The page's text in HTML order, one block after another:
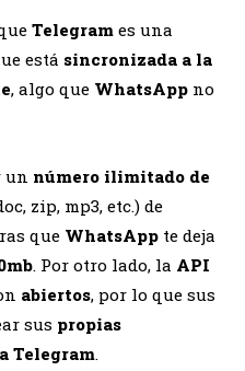
Telegram es una
está sincronizada a la
, algo que WhatsApp no
un número ilimitado de
zip, mp3, etc.) de
que WhatsApp te deja
. Por otro lado, la API
abiertos, por lo que sus
sus propias
Telegram.